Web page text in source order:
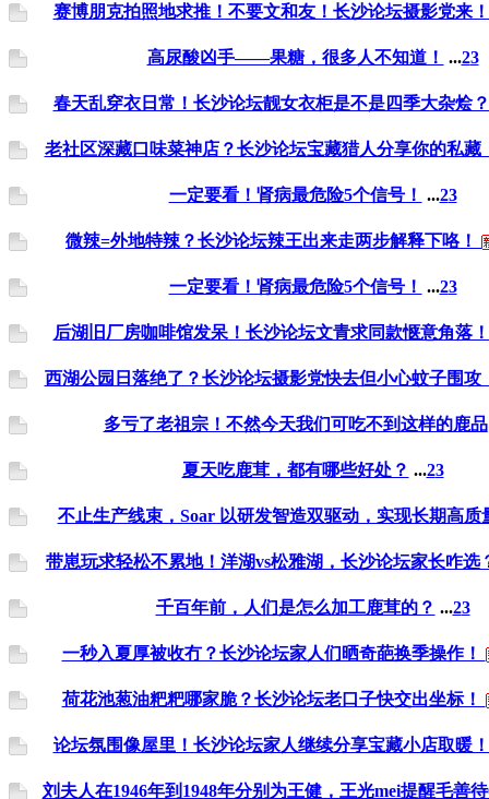
赛博朋克拍照地求推！不要文和友！长沙论坛摄影党来
高尿酸凶手——果糖，很多人不知道！ ...23
春天乱穿衣日常！长沙论坛靓女衣柜是不是四季大杂烩
老社区深藏口味菜神店？长沙论坛宝藏猎人分享你的私藏
一定要看！肾病最危险5个信号！ ...23
微辣=外地特辣？长沙论坛辣王出来走两步解释下咯！
一定要看！肾病最危险5个信号！ ...23
后湖旧厂房咖啡馆发呆！长沙论坛文青求同款惬意角落
西湖公园日落绝了？长沙论坛摄影党快去但小心蚊子围攻
多亏了老祖宗！不然今天我们可吃不到这样的鹿品
夏天吃鹿茸，都有哪些好处？ ...23
不止生产线束，Soar 以研发智造双驱动，实现长期高质
带崽玩求轻松不累地！洋湖vs松雅湖，长沙论坛家长咋选
千百年前，人们是怎么加工鹿茸的？ ...23
一秒入夏厚被收冇？长沙论坛家人们晒奇葩换季操作！
荷花池葱油粑粑哪家脆？长沙论坛老口子快交出坐标！
论坛氛围像屋里！长沙论坛家人继续分享宝藏小店取暖
刘夫人在1946年到1948年分别为王健，王光mei提醒毛善